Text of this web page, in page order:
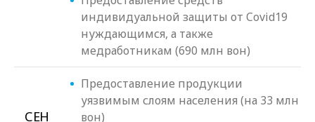
индивидуальной защиты от Covid19
нуждающимся, а также
медработникам (690 млн вон)
СЕН
Предоставление продукции
уязвимым слоям населения (на 33 млн
вон)